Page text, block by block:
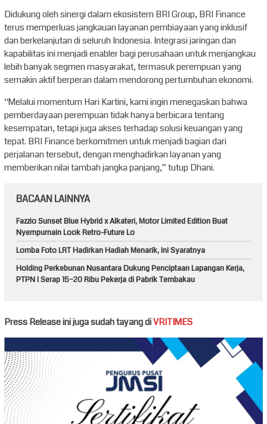
Didukung oleh sinergi dalam ekosistem BRI Group, BRI Finance
terus memperluas jangkauan layanan pembiayaan yang inklusif
dan berkelanjutan di seluruh Indonesia. Integrasi jaringan dan
kapabilitas ini menjadi enabler bagi perusahaan untuk menjangkau
lebih banyak segmen masyarakat, termasuk perempuan yang
semakin aktif berperan dalam mendorong pertumbuhan ekonomi.
“Melalui momentum Hari Kartini, kami ingin menegaskan bahwa
pemberdayaan perempuan tidak hanya berbicara tentang
kesempatan, tetapi juga akses terhadap solusi keuangan yang
tepat. BRI Finance berkomitmen untuk menjadi bagian dari
perjalanan tersebut, dengan menghadirkan layanan yang
memberikan nilai tambah jangka panjang,” tutup Dhani.
BACAAN LAINNYA
Fazzio Sunset Blue Hybrid x Alkateri, Motor Limited Edition Buat
Nyempurnain Look Retro-Future Lo
Lomba Foto LRT Hadirkan Hadiah Menarik, Ini Syaratnya
Holding Perkebunan Nusantara Dukung Penciptaan Lapangan Kerja,
PTPN I Serap 15–20 Ribu Pekerja di Pabrik Tembakau
Press Release ini juga sudah tayang diVRITIMES